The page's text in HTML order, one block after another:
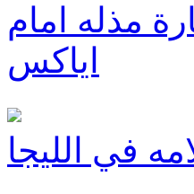
مذله امام
اياكس
في الليجا